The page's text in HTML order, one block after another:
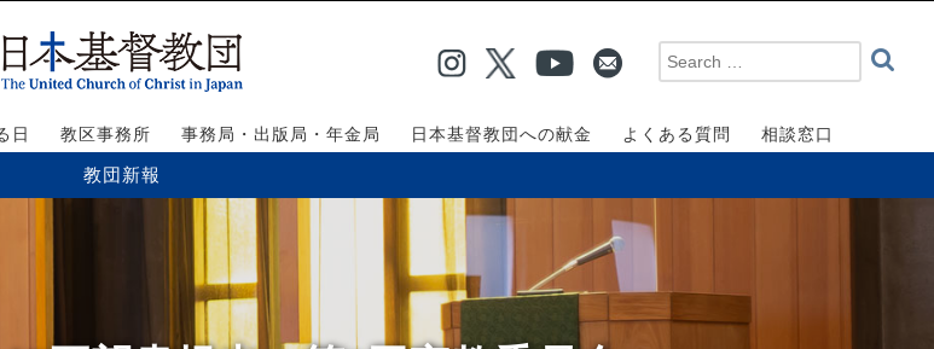
日 教区事務所 事務局・出版局・年金局 日本基督教団への献金 よくある質問 相談窓口
教団新報